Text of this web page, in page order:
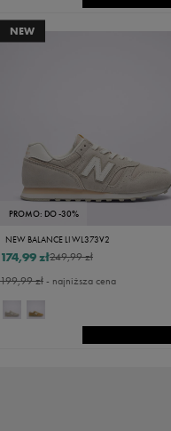
NEW
PROMO: DO -30%
NEW BALANCE LI WL373V2
249,99 zł
174,99 zł
199,99 zł- najniższa cena